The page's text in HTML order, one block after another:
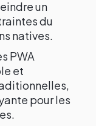
un
du
natives.
PWA
et
pour les